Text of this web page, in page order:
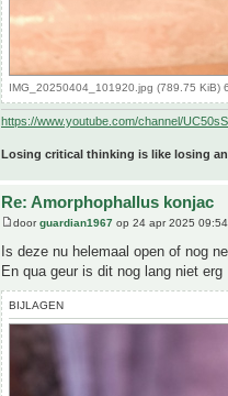
IMG_20250404_101920.jpg (789.75 KiB)
https://www.youtube.com/channel/
Losing critical thinking is like losing
Re: Amorphophallus konjac
doorguardian1967 op 24 apr 2025 09:54
Is deze nu helemaal open of nog
En qua geur is dit nog lang niet erg
BIJLAGEN